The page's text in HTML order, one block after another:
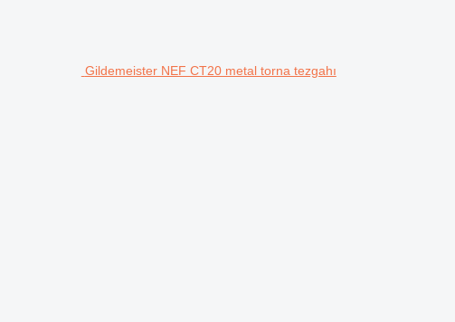
Gildemeister NEF CT20 metal torna tezgahı